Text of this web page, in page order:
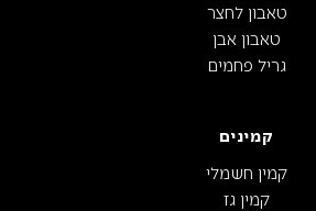
טאבון לחצר
טאבון אבן
גריל פחמים
קמינים
קמין חשמלי
קמין גז